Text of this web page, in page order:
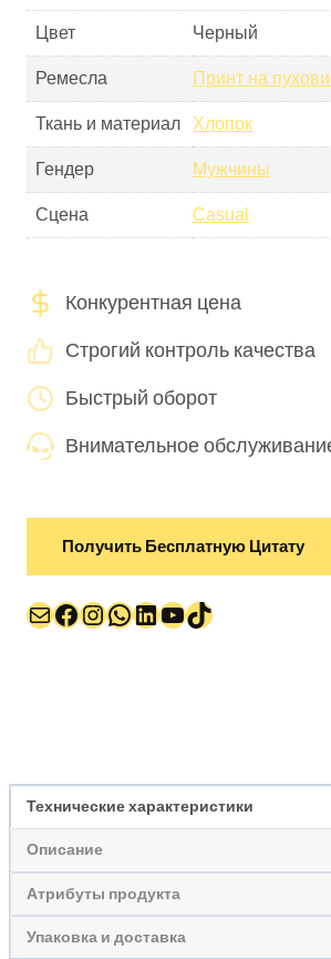
Цвет Черный
Ремесла Принт на
Ткань и материал Хлопок
Гендер Мужчины
Сцена Casual
Конкурентная цена
Строгий контроль качества
Быстрый оборот
Внимательное
Получить Бесплатную Цитату
Почта
Facebook
Instagram
WhatsApp
LinkedIn
YouTube
TikTok
Технические характеристики
Описание
Атрибуты продукта
Упаковка и доставка